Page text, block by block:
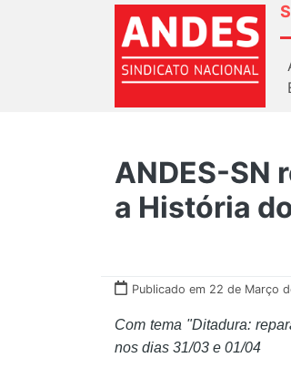
ANDES-SN
a História
Publicado em 22 de Março
Com tema "Ditadura:
nos dias 31/03 e 01/04